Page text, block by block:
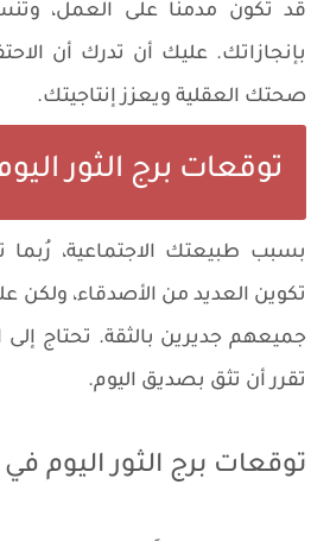
قد تكون مدمنًا على العمل،
بإنجازاتك. عليك أن تدرك أن
صحتك العقلية ويعزز إنتاجيتك.
توقعات برج الثور
بسبب طبيعتك الاجتماعية،
تكوين العديد من الأصدقاء، ولكن
جميعهم ​​جديرين بالثقة. تحتاج
تقرر أن تثق بصديق اليوم.
توقعات برج الثور اليوم